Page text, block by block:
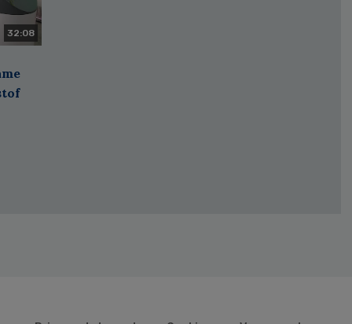
32:08